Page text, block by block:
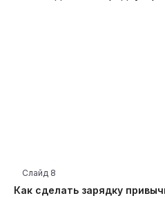
Как сделать зарядку
Слайд 8